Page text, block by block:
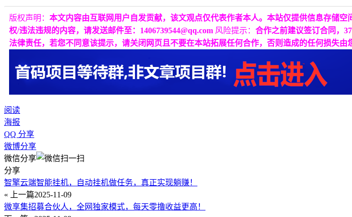
版权声明： 本文内容由互联网用户自发贡献，该文观点仅代表作者本人。本站仅提供信息存储
权/违法违规的内容，请发送邮件至：1406739544@qq.com 风险提示： 合作之前建议签订合同，
法律责任，若您不同意该提示，请关闭网页且不要在本站拓展任何合作，否则造成的任何损失由
阅读
海报
QQ 分享
微博分享
微信分享
分享
智擎云端智能挂机，自动挂机做任务，真正实现躺赚！
« 上一篇2025-11-09
微享集招募合伙人，全网独家模式，每天零撸收益更高！